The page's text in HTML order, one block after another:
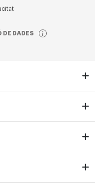
DE DADES